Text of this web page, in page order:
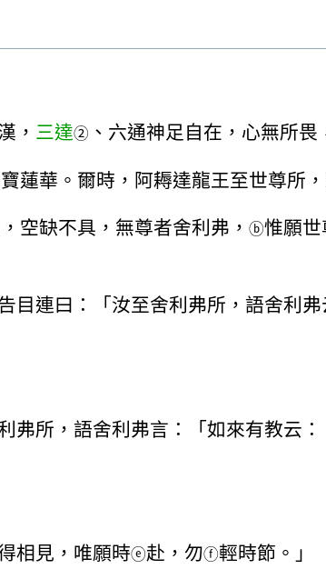
， 三達② 、六通神足自在，心無所
蓮華。爾時，阿耨達龍王至世尊所
空缺不具，無尊者舍利弗， ⓑ惟願世
目連曰：「汝至舍利弗所，語舍利
弗所，語舍利弗言：「如來有教云
相見，唯願時ⓔ赴，勿ⓕ輕時節。」